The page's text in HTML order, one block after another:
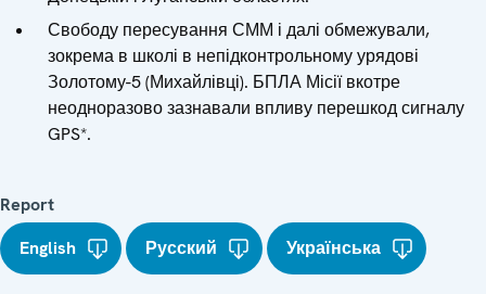
Свободу пересування СММ і далі обмежували,
зокрема в школі в непідконтрольному урядові
Золотому-5 (Михайлівці). БПЛА Місії вкотре
неодноразово зазнавали впливу перешкод сигналу
GPS*.
Report
English
Русский Українська